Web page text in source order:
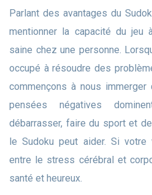
Parlant des avantages du Sudoku, on ne peut manquer de
mentionner la capacité du jeu
saine chez une personne.
occupé à résoudre des
commençons à nous
pensées négatives
débarrasser, faire du sport et
le Sudoku peut aider. Si
entre le stress cérébral et
santé et heureux.